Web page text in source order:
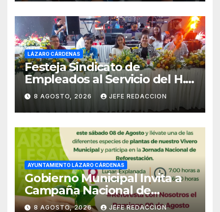
LÁZARO CÁRDENAS
Festeja Sindicato de
Empleados al Servicio del H.
Ayuntamiento de LZC Día del
Empleado Municipal
8 AGOSTO, 2026 JEFE REDACCION
AYUNTAMIENTO LÁZARO CÁRDENAS
Gobierno Municipal Invita a
Campaña Nacional de
Reforestación
8 AGOSTO, 2026 JEFE REDACCION